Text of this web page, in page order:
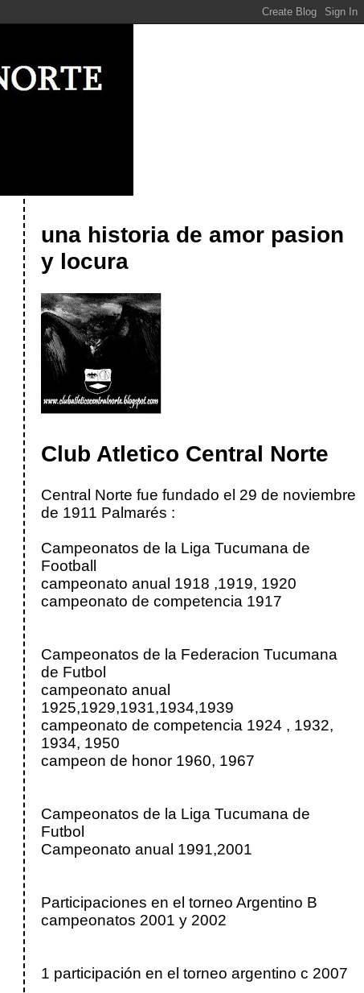
una historia de amor pasion
y locura
Club Atletico Central Norte
Central Norte fue fundado el 29 de noviembre
de 1911 Palmarés :
Campeonatos de la Liga Tucumana de
Football
campeonato anual 1918 ,1919, 1920
campeonato de competencia 1917
Campeonatos de la Federacion Tucumana
de Futbol
campeonato anual
1925,1929,1931,1934,1939
campeonato de competencia 1924 , 1932,
1934, 1950
campeon de honor 1960, 1967
Campeonatos de la Liga Tucumana de
Futbol
Campeonato anual 1991,2001
Participaciones en el torneo Argentino B
campeonatos 2001 y 2002
1 participación en el torneo argentino c 2007